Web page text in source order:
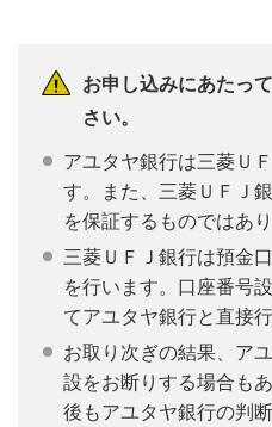
お申し込みにあたっ
さい。
アユタヤ銀行は三菱Ｕ
す。また、三菱ＵＦＪ
を保証するものではあり
三菱ＵＦＪ銀行は預金
を行います。口座番号
てアユタヤ銀行と直接
お取り次ぎの結果、ア
設をお断りする場合も
後もアユタヤ銀行の判